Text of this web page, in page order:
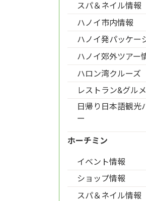
スパ＆ネイル情報
ハノイ市内情報
ハノイ発パッケー
ハノイ郊外ツアー
ハロン湾クルーズ
レストラン&グル
日帰り日本語観光
ー
ホーチミン
イベント情報
ショップ情報
スパ＆ネイル情報